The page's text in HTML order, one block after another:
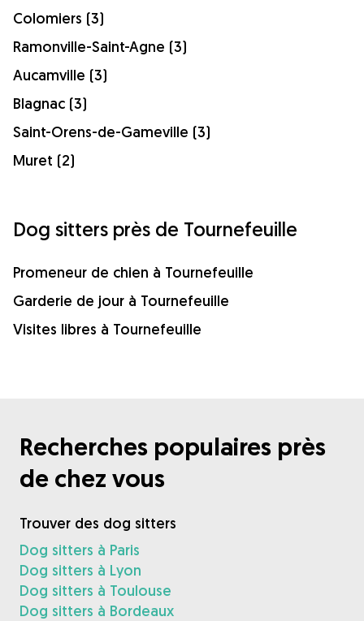
Colomiers (3)
Ramonville-Saint-Agne (3)
Aucamville (3)
Blagnac (3)
Saint-Orens-de-Gameville (3)
Muret (2)
Dog sitters près de Tournefeuille
Promeneur de chien à Tournefeuille
Garderie de jour à Tournefeuille
Visites libres à Tournefeuille
Recherches populaires près
de chez vous
Trouver des dog sitters
Dog sitters à Paris
Dog sitters à Lyon
Dog sitters à Toulouse
Dog sitters à Bordeaux